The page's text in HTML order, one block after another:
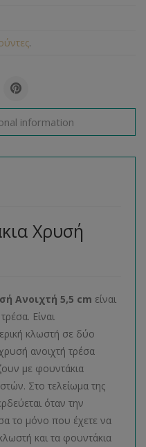
.
information
Χρυσή
Ανοιχτή 5,5 cm είναι
Είναι
κλωστή σε δύο
ανοιχτή τρέσα
με φουντάκια
Στο τελείωμα της
όταν την
το μόνο που έχετε να
και τα φουντάκια